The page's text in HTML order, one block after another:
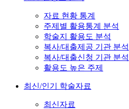
자료 현황 통계
주제별 활용통계 분석
학술지 활용도 분석
복사/대출제공 기관 분석
복사/대출신청 기관 분석
활용도 높은 주제
최신/인기 학술자료
최신자료